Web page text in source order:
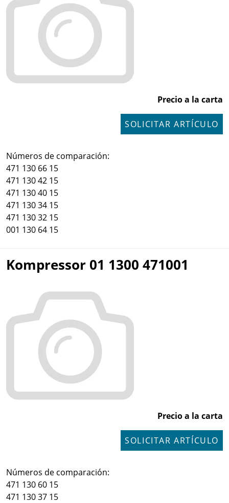
Precio a la carta
SOLICITAR ARTÍCULO
Números de comparación:
471 130 66 15
471 130 42 15
471 130 40 15
471 130 34 15
471 130 32 15
001 130 64 15
Kompressor 01 1300 471001
Precio a la carta
SOLICITAR ARTÍCULO
Números de comparación:
471 130 60 15
471 130 37 15